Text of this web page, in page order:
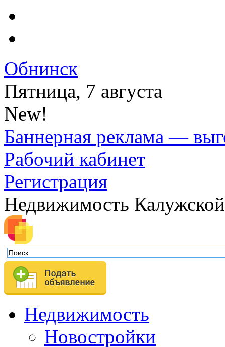
Обнинск
Пятница, 7 августа
New!
Баннерная реклама —
Рабочий кабинет
Регистрация
Недвижимость
Недвижимость
Новостройки